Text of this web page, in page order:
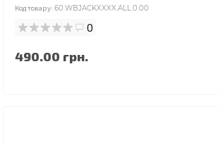
Код товару: 60.WBJACKXXXX.ALL.0.00
0
490.00 грн.